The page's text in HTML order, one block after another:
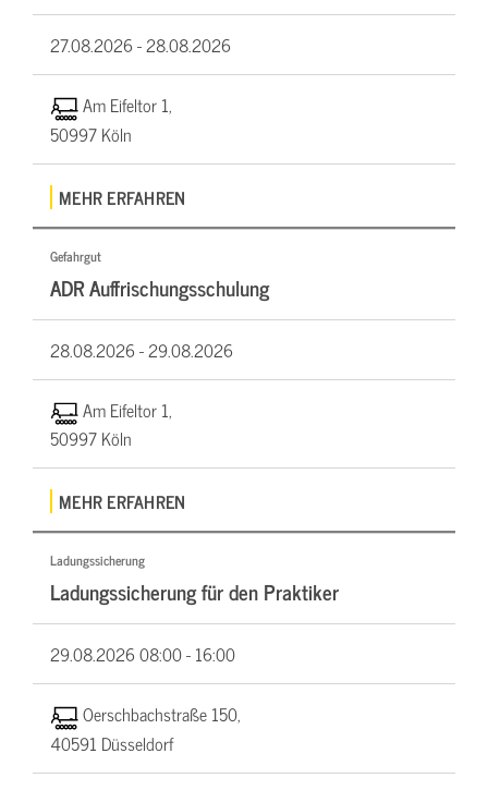
27.08.2026 -28.08.2026
Am Eifeltor 1,
50997 Köln
MEHR ERFAHREN
Gefahrgut
ADR Auffrischungsschulung
28.08.2026 -29.08.2026
Am Eifeltor 1,
50997 Köln
MEHR ERFAHREN
Ladungssicherung
Ladungssicherung für den Praktiker
29.08.202608:00 - 16:00
Oerschbachstraße 150,
40591 Düsseldorf